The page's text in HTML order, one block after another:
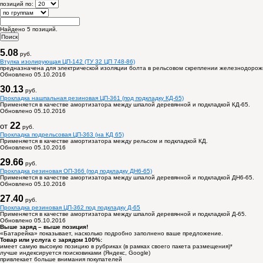
позиций по:
Найдено 5 позиций.
5.08 руб.
Втулка изолирующая ЦП-142 (ТУ 32 ЦП 748-86)
предназначена для электрической изоляции болта в рельсовом скреплении
Обновлено 05.10.2016
30.13 руб.
Прокладка нашпальная резиновая ЦП-361 (под подкладку КД-65)
Применяется в качестве амортизатора между шпалой деревянной и подкладкой КД-65.
Обновлено 05.10.2016
от 22 руб.
Прокладка подрельсовая ЦП-363 (на КД 65)
Применяется в качестве амортизатора между рельсом и подкладкой КД.
Обновлено 05.10.2016
29.66 руб.
Прокладка резиновая ОП-366 (под подкладку ДН6-65)
Применяется в качестве амортизатора между шпалой деревянной и подкладкой ДН6-65.
Обновлено 05.10.2016
27.40 руб.
Прокладка резиновая ЦП-362 под подкладку Д-65
Применяется в качестве амортизатора между шпалой деревянной и подкладкой Д-65.
Обновлено 05.10.2016
Выше заряд – выше позиция!
«Батарейка» показывает, насколько подробно заполнено ваше предложение.
Товар или услуга с зарядом 100%:
имеет самую высокую позицию в рубриках (в рамках своего пакета размещения)*
лучше индексируется поисковиками (Яндекс, Google)
привлекает больше внимания покупателей